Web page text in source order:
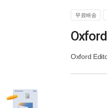
무료배송
Oxford